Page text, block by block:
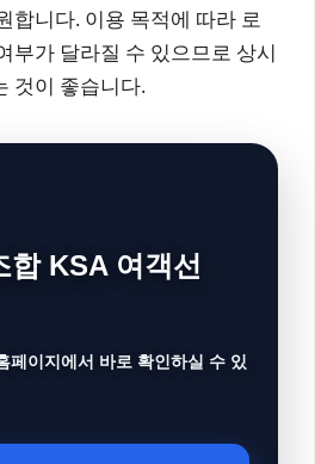
합니다. 이용 목적에 따라 로
부가 달라질 수 있으므로 상시
것이 좋습니다.
합 KSA 여객선
페이지에서 바로 확인하실 수 있